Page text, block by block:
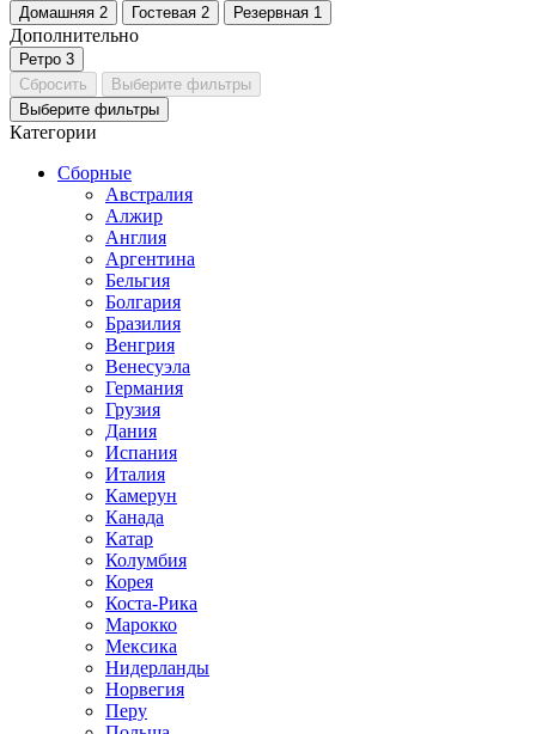
Домашняя 2 Гостевая 2 Резервная 1
Дополнительно
Ретро 3
Сбросить
Выберите фильтры
Выберите фильтры
Категории
Сборные
Австралия
Алжир
Англия
Аргентина
Бельгия
Болгария
Бразилия
Венгрия
Венесуэла
Германия
Грузия
Дания
Испания
Италия
Камерун
Канада
Катар
Колумбия
Корея
Коста-Рика
Марокко
Мексика
Нидерланды
Норвегия
Перу